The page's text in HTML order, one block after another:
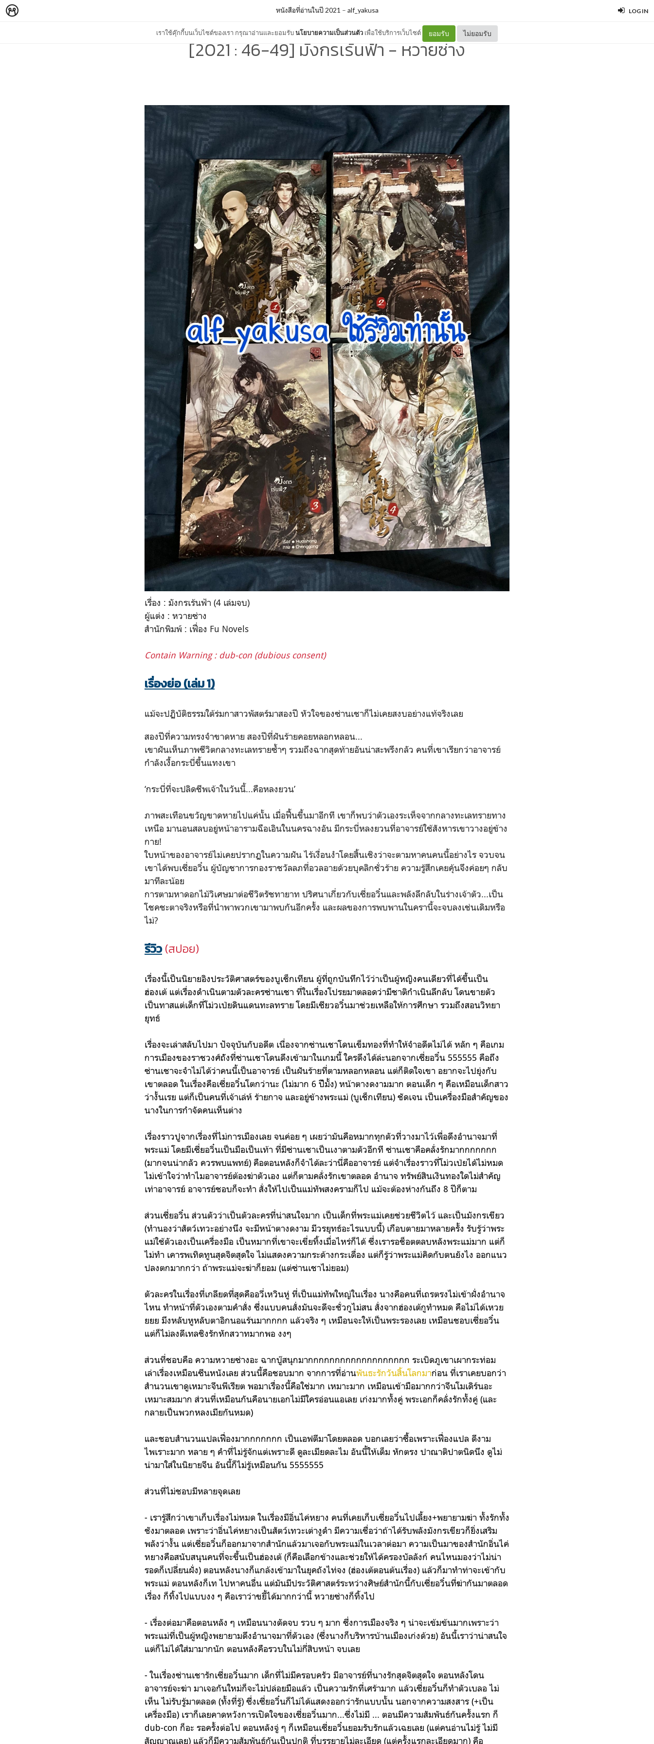
LOG IN
เราใช้คุ๊กกี้บนเว็บไซต์ของเรา กรุณาอ่านและยอมรับนโยบายความเป็นส่วนตัว เพื่อใช้บริการเว็บไซต์ ยอมรับ ไม่ยอมรับ
หนังสือที่อ่านในปี 2021 – alf_yakusa
[2021 : 46-49] มังกรเร้นฟ้า - หวายซ่าง
เรื่อง : มังกรเร้นฟ้า (4 เล่มจบ)
ผู้แต่ง : หวายซ่าง
สำนักพิมพ์ : เฟื่อง Fu Novels
Contain Warning: dub-con (dubious consent)
เรื่องย่อ (เล่ม 1)
แม้จะปฏิบัติธรรมใต้ร่มกาสาวพัสตร์มาสองปี หัวใจของซ่านเชาก็ไม่เคยสงบอย่างแท้จริงเลย
สองปีที่ความทรงจำขาดหาย สองปีที่ฝันร้ายคอยหลอกหลอน...
เขาฝันเห็นภาพชีวิตกลางทะเลทรายซ้ำๆ รวมถึงฉากสุดท้ายอันน่าสะพรึงกลัว คนที่เขาเรียกว่าอาจารย์
กำลังเงื้อกระบี่ขึ้นแทงเขา
‘กระบี่ที่จะปลิดชีพเจ้าในวันนี้...คือหลงยวน’
ภาพสะเทือนขวัญขาดหายไปแค่นั้น เมื่อฟื้นขึ้นมาอีกที เขาก็พบว่าตัวเองระเห็จจากกลางทะเลทรายทาง
เหนือ มานอนสลบอยู่หน้าอารามฉือเอินในนครฉางอัน มีกระบี่หลงยวนที่อาจารย์ใช้สังหารเขาวางอยู่ข้าง
กาย!
ใบหน้าของอาจารย์ไม่เคยปรากฏในความฝัน ไร้เงื่อนงำโดยสิ้นเชิงว่าจะตามหาคนคนนี้อย่างไร จวบจน
เขาได้พบเซี่ยอวิ๋น ผู้บัญชาการกองราชวัลลภที่อวลอายด้วยบุคลิกชั่วร้าย ความรู้สึกเคยคุ้นจึงค่อยๆ กลับ
มาทีละน้อย
การตามหาดอกไม้วิเศษมาต่อชีวิตรัชทายาท ปริศนาเกี่ยวกับเซี่ยอวิ๋นและพลังลึกลับในร่างเจ้าตัว...เป็น
โชคชะตาจริงหรือที่นำพาพวกเขามาพบกันอีกครั้ง และผลของการพบพานในครานี้จะจบลงเช่นเดิมหรือ
ไม่?
รีวิว(สปอย)
เรื่องนี้เป็นนิยายอิงประวัติศาสตร์ของบูเช็กเทียน ผู้ที่ถูกบันทึกไว้ว่าเป็นผู้หญิงคนเดียวที่ได้ขึ้นเป็น
ฮ่องเต้ แต่เรื่องดำเนินตามตัวละครซ่านเชา ที่ในเรื่องโปรยมาตลอดว่ามีชาติกำเนินลึกลับ โดนขายตัว
เป็นทาสแต่เด็กที่โม่วเป่ยดินแดนทะลทราย โดยมีเซียวอวิ๋นมาช่วยเหลือให้การศึกษา รวมถึงสอนวิทยา
ยุทธ์
เรื่องจะเล่าสลับไปมา ปัจจุบันกับอดีต เนื่องจากซ่านเชาโดนเข็มทองที่ทำให้จำอดีตไม่ได้ หลัก ๆ คือเกม
การเมืองของราชวงศ์ถัังที่ซ่านเชาโดนดึงเข้ามาในเกมนี้ ใครดึงได้ล่ะนอกจากเซี่ยอวิ๋น 555555 คือถึง
ซ่านเชาจะจำไม่ได้ว่าคนนี้เป็นอาจารย์ เป็นฝันร้ายที่ตามหลอกหลอน แต่ก็ติดใจเขา อยากจะไปยุ่งกับ
เขาตลอด ในเรื่องคือเซี่ยอวิ๋นโตกว่านะ (ไม่มาก 6 ปีัมั้ง) หน้าตางดงามมาก ตอนเด็ก ๆ คือเหมือนเด็กสาว
ว่างั้นเรย แต่ก็เป็นคนที่เจ้าเล่ห์ ร้ายกาจ และอยู่ข้างพระแม่ (บูเช็กเทียน) ชัดเจน เป็นเครื่องมือสำคัญของ
นางในการกำจัดคนเห็นต่าง
เรื่องราวปูจากเรื่องที่ไม่การเมืองเลย จนค่อย ๆ เผยว่ามันคือหมากทุกตัวที่วางมาไว้เพื่อดึงอำนาจมาที่
พระแม่ โดยมีเซี่ยอวิ๋นเป็นมือเป็นเท้า ที่มีซ่านเชาเป็นเงาตามตัวอีกที ซ่านเชาคือคลั่งรักมากกกกกกก
(มากจนน่ากลัว ควรพบแพทย์) คือตอนหลังก็จำได้ละว่านี่คืออาจารย์ แต่จำเรื่องราวที่โม่วเป่ยได้ไม่หมด
ไม่เข้าใจว่าทำไมอาจารย์ต้องฆ่าตัวเอง แต่ก็ตามคลั่งรักเขาตลอด อำนาจ ทรัพย์สินเงินทองใดไม่สำคัญ
เท่าอาจารย์ อาจารย์ชอบก็จะทำ สั่งให้ไปเป็นแม่ทัพสงครามก็ไป แม้จะต้องห่างกันถึง 8 ปีก็ตาม
ส่วนเซี่ยอวิ๋น ส่วนตัวว่าเป็นตัวละครที่น่าสนใจมาก เป็นเด็กที่พระแม่เคยช่วยชีวิตไว้ และเป็นมังกรเขียว
(ทำนองว่าสัตว์เทวะอย่างนึง จะมีหน้าตางดงาม มีวรยุทธ์อะไรแบบนี้) เกือบตายมาหลายครั้ง รับรู้ว่าพระ
แม่ใช้ตัวเองเป็นเครื่องมือ เป็นหมากที่เขาจะเขี่ยทิ้งเมื่อไหร่ก็ได้ ซึ่งเรารอช็อตตลบหลังพระแม่มาก แต่ก็
ไม่ทำ เคารพเทิดทูนสุดจิตสุดใจ ไม่แสดงความกระด้างกระเดื่อง แต่ก็รู้ว่าพระแม่คิดกับตนยังไง ออกแนว
ปลงตกมากกว่า ถ้าพระแม่จะฆ่าก็ยอม (แต่ซ่านเชาไม่ยอม)
ตัวละครในเรื่องที่เกลียดที่สุดคืออวี่เหวินหู่ ที่เป็นแม่ทัพใหญ่ในเรื่อง นางคือคนที่เถรตรงไม่เข้าฝั่งอำนาจ
ไหน ทำหน้าที่ตัวเองตามคำสั่ง ซึ่งแบบคนสั่งมันจะดีจะชั่วกูไม่สน สั่งจากฮ่องเต้กูทำหมด คือไม่ได้เหวย
ยยย มึงหลับหูหลับตาอิกนอแร้นมากกกก แล้วจริง ๆ เหมือนจะให้เป็นพระรองเลย เหมือนชอบเซี่ยอวิ๋น
แต่ก็ไม่ลงดีเทลชิงรักหักสวาทมากพอ งงๆ
ส่วนที่ชอบคือ ความหวายซ่างอะ ฉากบู๊สนุกมากกกกกกกกกกกกกกกกกกก ระเบิดภูเขาเผากระท่อม
เล่าเรื่องเหมือนซีนหนังเลย ส่วนนี้คือชอบมาก จากการที่อ่านพันธะรักวันสิ้นโลกมาก่อน ที่เราเคยบอกว่า
สำนวนเขาดูเหมาะจีนพีเรียต พอมาเรื่องนี้คือใช่มาก เหมาะมาก เหมือนเข้ามือมากกว่าจีนโมเดิร์นอะ
เหมาะสมมาก ส่วนที่เหมือนกันคือนายเอกไม่มีใครอ่อนแอเลย เก่งมากทั้งคู่ พระเอกก็คลั่งรักทั้งคู่ (และ
กลายเป็นพวกหลงเมียกันหมด)
และชอบสำนวนแปลเฟื่องมากกกกกกก เป็นเอฟตีมาโดยตลอด บอกเลยว่าซื้อเพราะเฟื่องแปล ดีงาม
ไพเราะมาก หลาย ๆ คำที่ไม่รู้จักแต่เพราะดี ดูละเมียดละไม อันนี้ให้เต็ม หักตรง ปาณาติปาตนิดนึง ดูไม่
น่ามาใส่ในนิยายจีน อันนี้ก็ไม่รู้เหมือนกัน 5555555
ส่วนที่ไม่ชอบมีหลายจุดเลย
- เรารู้สึกว่าเขาเก็บเรื่องไม่หมด ในเรื่องมีอิ่นไค่หยาง คนที่เคยเก็บเซี่ยอวิ๋นไปเลี้ยง+พยายามฆ่า ทั้งรักทั้ง
ชังมาตลอด เพราะว่าอิ่นไค่หยางเป็นสัตว์เทวะเต่างูดำ มีความเชื่อว่าถ้าได้รับพลังมังกรเขียวก็ยิ่งเสริม
พลังว่างั้น แต่เซี่ยอวิ๋นก็ออกมาจากสำนักแล้วมาเจอกับพระแม่ในเวลาต่อมา ความเป็นมาของสำนักอิ่นไค่
หยางคือสนับสนุนคนที่จะขึ้นเป็นฮ่องเต้ (ก็คือเลือกข้างและช่วยให้ได้ครองบัลลังก์ คนไหนมองว่าไม่น่า
รอดก็เปลี่ยนฝั่ง) ตอนหลังนางก็แกล้งเข้ามาในยุคถังไท่จง (ฮ่องเต้ตอนต้นเรื่อง) แล้วก็มาทำท่าจะเข้ากับ
พระแม่ ตอนหลังก็เท ไปหาคนอื่น แต่มันมีประวัติศาสตร์ระหว่างศิษย์สำนักนี้กับเซี่ยอวิ๋นที่ฆ่ากันมาตลอด
เรื่อง ก็ทิ้งไปแบบงง ๆ คือเราว่าขยี้ได้มากกว่านี้ หวายซ่างก็ทิ้งไป
- เรื่องต่อมาคือตอนหลัง ๆ เหมือนนางตัดจบ รวบ ๆ มาก ซึ่งการเมืองจริง ๆ น่าจะเข้มข้นมากเพราะว่า
พระแม่ที่เป็นผู้หญิงพยายามดึงอำนาจมาที่ตัวเอง (ซึ่งนางก็บริหารบ้านเมืองเก่งด้วย) อันนี้เราว่าน่าสนใจ
แต่ก็ไม่ได้ใส่มามากนัก ตอนหลังคือรวบในไม่กี่สิบหน้า จบเลย
- ในเรื่องซ่านเชารักเซี่ยอวิ๋นมาก เด็กที่ไม่มีครอบครัว มีอาจารย์ที่นางรักสุดจิตสุดใจ ตอนหลังโดน
อาจารย์จะฆ่า มาเจอกันใหม่ก็จะไม่ปล่อยมือแล้ว เป็นความรักที่เศร้ามาก แล้วเซี่ยอวิ๋นก็ทำตัวเบลอ ไม่
เห็น ไม่รับรู้มาตลอด (ทั้งที่รู้) ซึ่งเซี่ยอวิ๋นก็ไม่ได้แสดงออกว่ารักแบบนั้น นอกจากความสงสาร (+เป็น
เครื่องมือ) เราก็เลยคาดหวังการเปิดใจของเซี่ยอวิ๋นมาก...ซึ่งไม่มี ... ตอนมีความสัมพันธ์กันครั้งแรก ก็
dub-con ก็อะ รอครั้งต่อไป ตอนหลังจู่ ๆ ก็เหมือนเซี่ยอวิ๋นยอมรับรักแล้วเฉยเลย (แต่คนอ่านไม่รู้ ไม่มี
สัญญาณเลย) แล้วก็มีความสัมพันธ์กันเป็นปกติ ที่บรรยายไม่ละเอียด (แต่ครั้งแรกละเอียดมาก) คือ